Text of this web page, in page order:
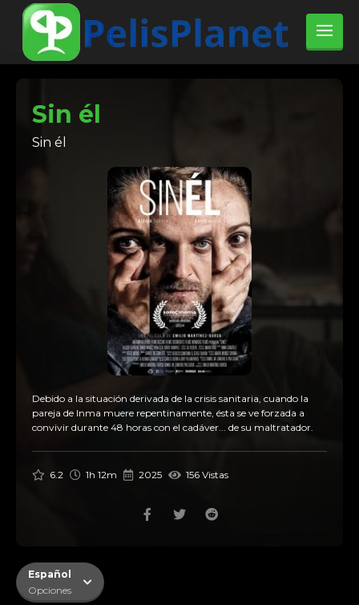
Sin él
Sin él
Debido a la situación derivada de la crisis sanitaria, cuando la
pareja de Inma muere repentinamente, ésta se ve forzada a
convivir durante 48 horas con el cadáver... de su maltratador.
6.2 1h 12m 2025 156 Vistas
Español
Opciones